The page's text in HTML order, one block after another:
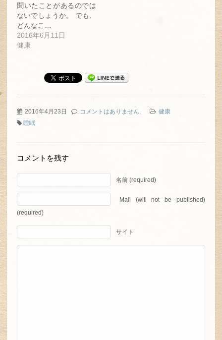
聞いたことがあるのでは
ないでしょうか。 でも、
どんなこ…
2016年6月11日
健康
2016年4月23日 コメントはありません。
健康
睡眠
コメントを残す
名前 (required)
Mail (will not be published)
(required)
サイト